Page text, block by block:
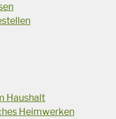
Haushalt
Heimwerken